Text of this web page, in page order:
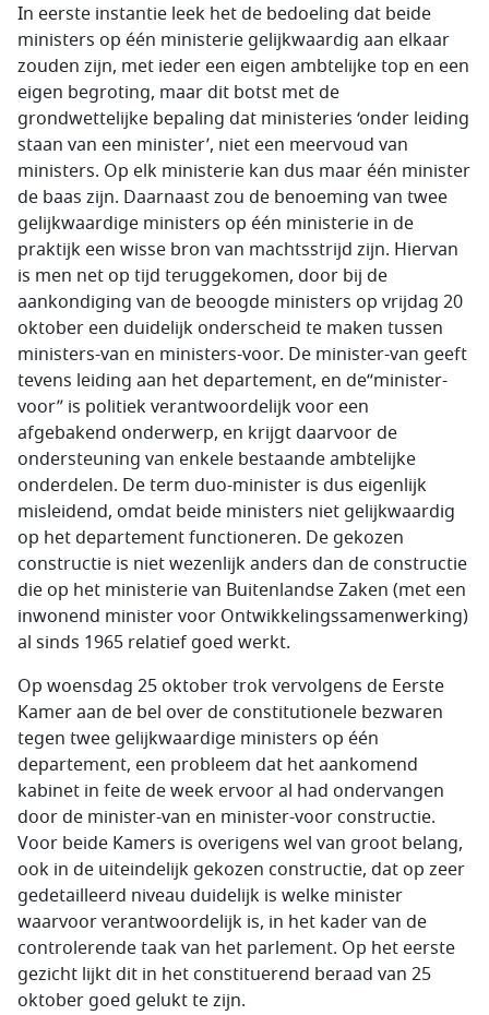
In eerste instantie leek het de bedoeling dat beide
ministers op één ministerie gelijkwaardig aan elkaar
zouden zijn, met ieder een eigen ambtelijke top en een
eigen begroting, maar dit botst met de
grondwettelijke bepaling dat ministeries ‘onder leiding
staan van een minister’, niet een meervoud van
ministers. Op elk ministerie kan dus maar één minister
de baas zijn. Daarnaast zou de benoeming van twee
gelijkwaardige ministers op één ministerie in de
praktijk een wisse bron van machtsstrijd zijn. Hiervan
is men net op tijd teruggekomen, door bij de
aankondiging van de beoogde ministers op vrijdag 20
oktober een duidelijk onderscheid te maken tussen
ministers-van en ministers-voor. De minister-van geeft
tevens leiding aan het departement, en de“minister-
voor” is politiek verantwoordelijk voor een
afgebakend onderwerp, en krijgt daarvoor de
ondersteuning van enkele bestaande ambtelijke
onderdelen. De term duo-minister is dus eigenlijk
misleidend, omdat beide ministers niet gelijkwaardig
op het departement functioneren. De gekozen
constructie is niet wezenlijk anders dan de constructie
die op het ministerie van Buitenlandse Zaken (met een
inwonend minister voor Ontwikkelingssamenwerking)
al sinds 1965 relatief goed werkt.
Op woensdag 25 oktober trok vervolgens de Eerste
Kamer aan de bel over de constitutionele bezwaren
tegen twee gelijkwaardige ministers op één
departement, een probleem dat het aankomend
kabinet in feite de week ervoor al had ondervangen
door de minister-van en minister-voor constructie.
Voor beide Kamers is overigens wel van groot belang,
ook in de uiteindelijk gekozen constructie, dat op zeer
gedetailleerd niveau duidelijk is welke minister
waarvoor verantwoordelijk is, in het kader van de
controlerende taak van het parlement. Op het eerste
gezicht lijkt dit in het constituerend beraad van 25
oktober goed gelukt te zijn.